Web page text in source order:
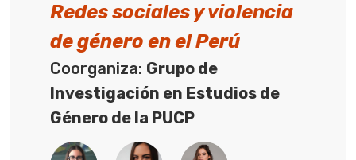
Redes sociales y violencia
de género en el Perú
Coorganiza: Grupo de
Investigación en Estudios de
Género de la PUCP